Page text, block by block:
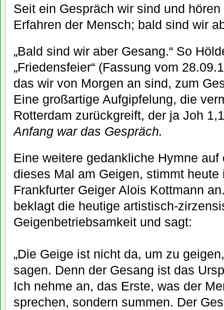
Seit ein Gespräch wir sind und
Erfahren der Mensch; bald sind wir
„Bald sind wir aber Gesang.“ So
„Friedensfeier“ (Fassung vom
das wir von Morgen an sind, zum
Eine großartige Aufgipfelung, die
Rotterdam zurückgreift, der ja Joh
Anfang war das Gespräch.
Eine weitere gedankliche Hymne
dieses Mal am Geigen, stimmt heute
Frankfurter Geiger Alois Kottmann
beklagt die heutige artistisch-
Geigenbetriebsamkeit und sagt:
„Die Geige ist nicht da, um zu
sagen. Denn der Gesang ist das
Ich nehme an, das Erste, was der
sprechen, sondern summen. Der